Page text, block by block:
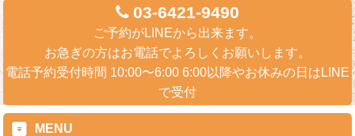
03-6421-9490
ご予約がLINEから出来ます。
お急ぎの方はお電話でよろしくお願いします。
電話予約受付時間 10:00〜6:00 6:00以降やお休みの日はLINE
で受付
MENU